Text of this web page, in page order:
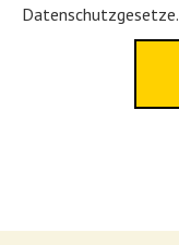
Datenschutzgesetze.